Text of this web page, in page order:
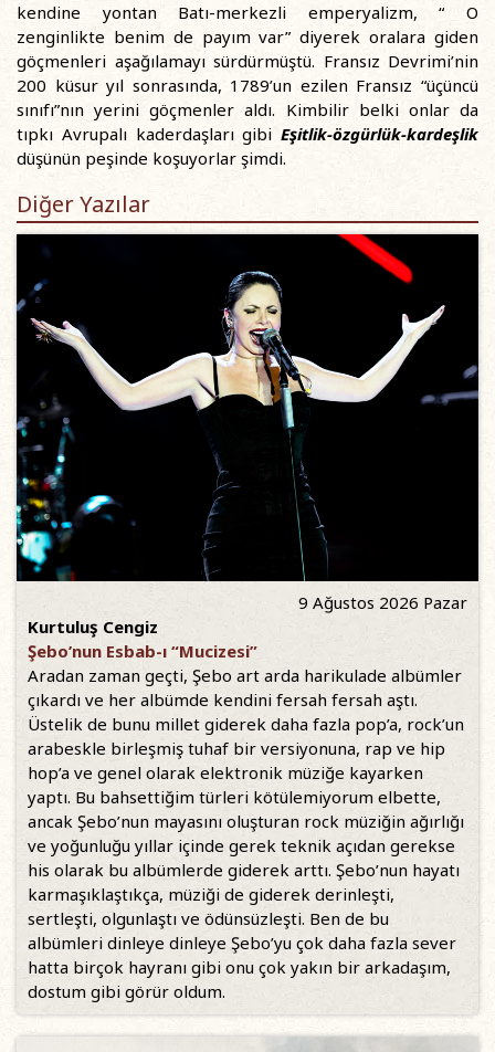
kendine yontan Batı-merkezli emperyalizm, “ O
zenginlikte benim de payım var” diyerek oralara giden
göçmenleri aşağılamayı sürdürmüştü. Fransız Devrimi’nin
200 küsur yıl sonrasında, 1789’un ezilen Fransız “üçüncü
sınıfı”nın yerini göçmenler aldı. Kimbilir belki onlar da
tıpkı Avrupalı kaderdaşları gibi Eşitlik-özgürlük-kardeşlik
düşünün peşinde koşuyorlar şimdi.
Diğer Yazılar
9 Ağustos 2026 Pazar
Kurtuluş Cengiz
Şebo’nun Esbab-ı “Mucizesi”
Aradan zaman geçti, Şebo art arda harikulade albümler
çıkardı ve her albümde kendini fersah fersah aştı.
Üstelik de bunu millet giderek daha fazla pop’a, rock’un
arabeskle birleşmiş tuhaf bir versiyonuna, rap ve hip
hop’a ve genel olarak elektronik müziğe kayarken
yaptı. Bu bahsettiğim türleri kötülemiyorum elbette,
ancak Şebo’nun mayasını oluşturan rock müziğin ağırlığı
ve yoğunluğu yıllar içinde gerek teknik açıdan gerekse
his olarak bu albümlerde giderek arttı. Şebo’nun hayatı
karmaşıklaştıkça, müziği de giderek derinleşti,
sertleşti, olgunlaştı ve ödünsüzleşti. Ben de bu
albümleri dinleye dinleye Şebo’yu çok daha fazla sever
hatta birçok hayranı gibi onu çok yakın bir arkadaşım,
dostum gibi görür oldum.